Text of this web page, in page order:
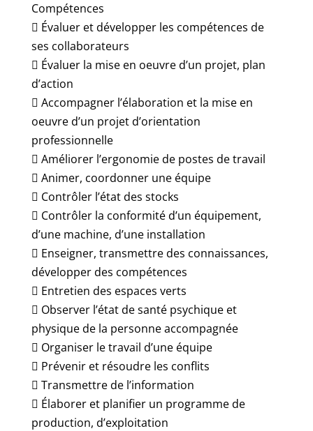
Compétences
 Évaluer et développer les compétences de
ses collaborateurs
 Évaluer la mise en oeuvre d’un projet, plan
d’action
 Accompagner l’élaboration et la mise en
oeuvre d’un projet d’orientation
professionnelle
 Améliorer l’ergonomie de postes de travail
 Animer, coordonner une équipe
 Contrôler l’état des stocks
 Contrôler la conformité d’un équipement,
d’une machine, d’une installation
 Enseigner, transmettre des connaissances,
développer des compétences
 Entretien des espaces verts
 Observer l’état de santé psychique et
physique de la personne accompagnée
 Organiser le travail d’une équipe
 Prévenir et résoudre les conflits
 Transmettre de l’information
 Élaborer et planifier un programme de
production, d’exploitation